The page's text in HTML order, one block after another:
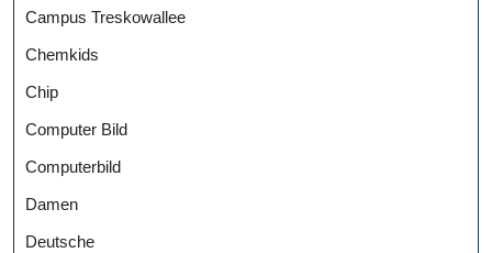
Campus Treskowallee
Chemkids
Chip
Computer Bild
Computerbild
Damen
Deutsche